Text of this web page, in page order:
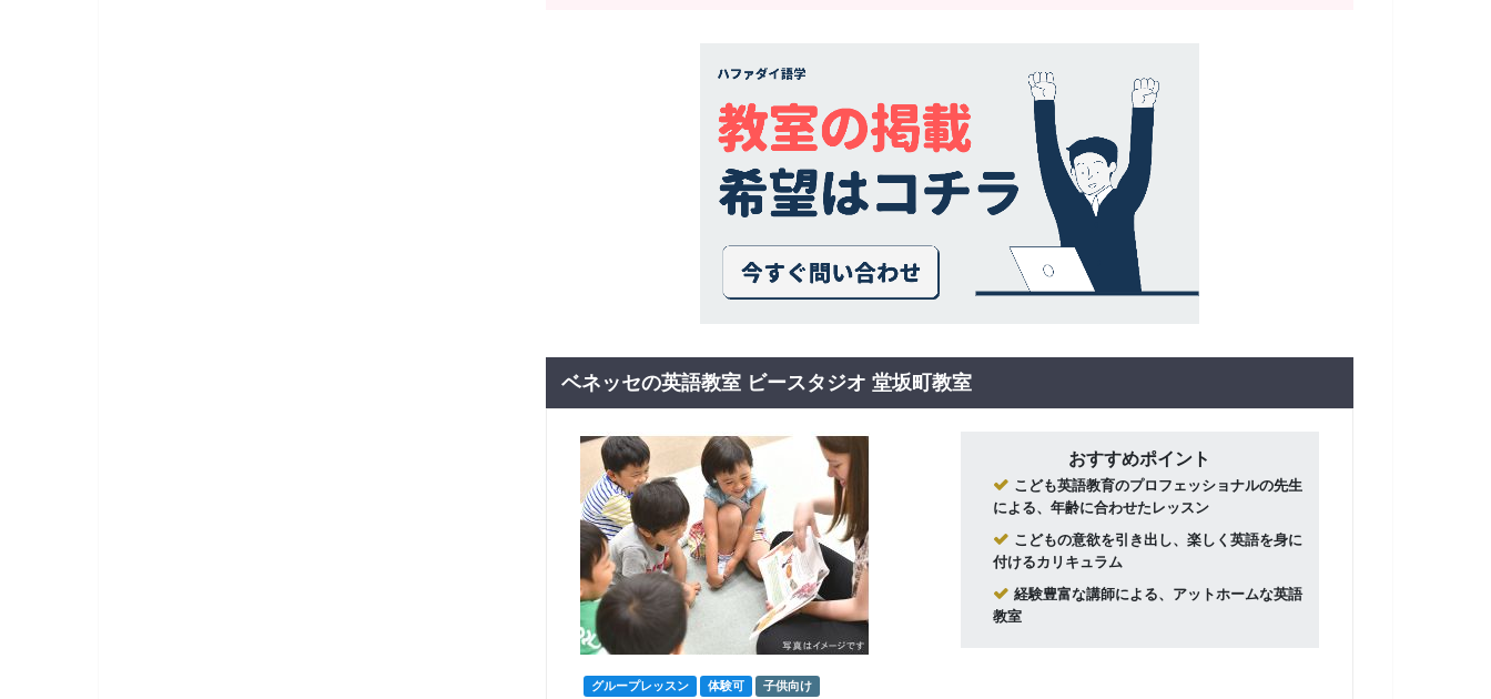
ベネッセの英語教室 ビースタジオ 堂坂町教室
おすすめポイント
こども英語教育のプロフェッショナルの先生
による、年齢に合わせたレッスン
こどもの意欲を引き出し、楽しく英語を身に
付けるカリキュラム
経験豊富な講師による、アットホームな英語
教室
グループレッスン 体験可 子供向け